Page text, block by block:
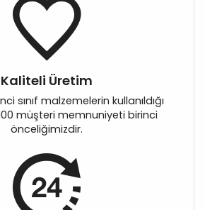
Kaliteli Üretim
sınıf malzemelerin kullanıldığı
müşteri memnuniyeti birinci
önceliğimizdir.